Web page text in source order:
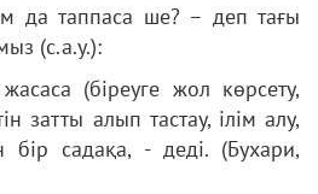
да таппаса ше? – деп тағы
(с.а.у.):
(біреуге жол көрсету,
затты алып тастау, ілім алу,
бір садақа, - деді. (Бухари,